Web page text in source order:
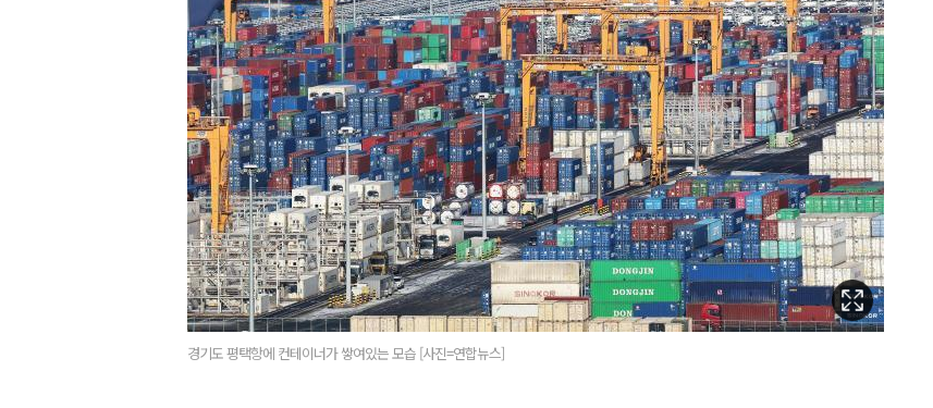
경기도 평택항에 컨테이너가 쌓여있는 모습 [사진=연합뉴스]